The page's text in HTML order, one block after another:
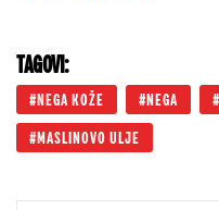
TAGOVI:
NEGA KOŽE NEGA
MASLINOVO ULJE